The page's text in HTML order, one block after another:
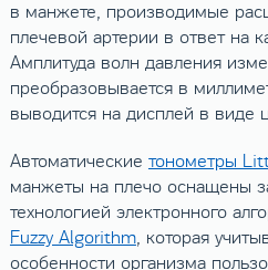
в манжете, производимые
плечевой артерии в ответ на
Амплитуда волн давления
преобразовывается в
выводится на дисплей в виде
Автоматические тонометры
манжеты на плечо оснащены
технологией электронного
Fuzzy Algorithm, которая
особенности организма